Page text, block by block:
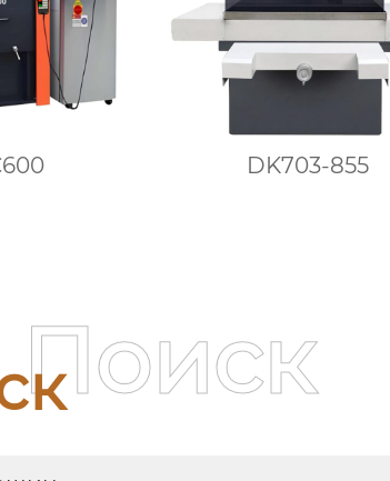
DK703-855